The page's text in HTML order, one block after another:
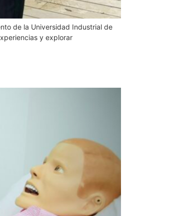
de la Universidad Industrial de
y explorar